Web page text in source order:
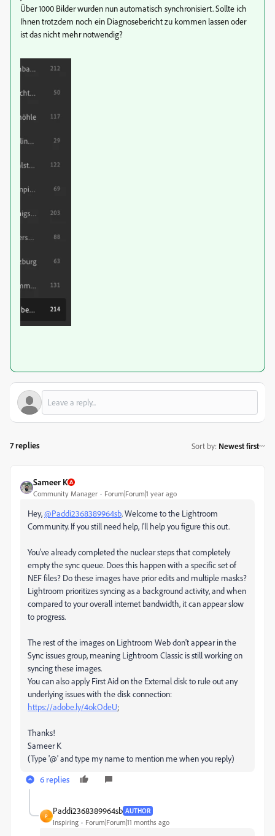
Über 1000 Bilder wurden nun automatisch synchronisiert. Sollte ich
Ihnen trotzdem noch ein Diagnosebericht zu kommen lassen oder
ist das nicht mehr notwendig?
7 replies Sort by: Newest first
Sameer K
Community Manager Forum|Forum|1 year ago
Hey,@Paddi2368389964sb. Welcome to the Lightroom
Community. If you still need help, I'll help you figure this out.
You've already completed the nuclear steps that completely
empty the sync queue. Does this happen with a specific set of
NEF files? Do these images have prior edits and multiple masks?
Lightroom prioritizes syncing as a background activity, and when
compared to your overall internet bandwidth, it can appear slow
to progress.
The rest of the images on Lightroom Web don't appear in the
Sync issues group, meaning Lightroom Classic is still working on
syncing these images.
You can also apply First Aid on the External disk to rule out any
underlying issues with the disk connection:
https://adobe.ly/4okOdeU;
Thanks!
Sameer K
(Type '@' and type my name to mention me when you reply)
6 replies
P
Paddi2368389964sb AUTHOR
Inspiring Forum|Forum|11 months ago